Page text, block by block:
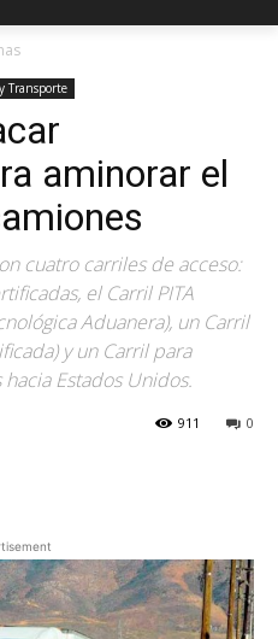
Transporte
aminorar el
cuatro carriles de acceso:
el Carril PITA
Aduanera), un Carril
y un Carril para
Estados Unidos.
0
911